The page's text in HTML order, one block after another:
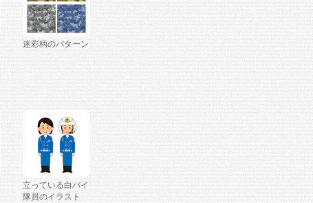
迷彩柄のパターン
立っている白バイ
隊員のイラスト